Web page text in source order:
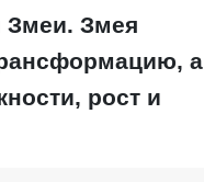
Змеи. Змея
а
рост и